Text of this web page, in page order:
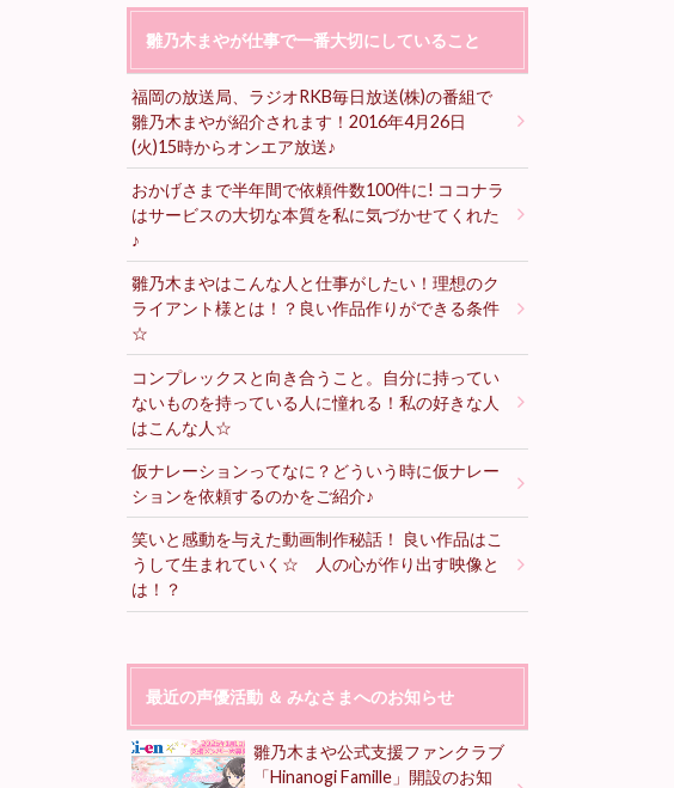
雛乃木まやが仕事で一番大切にしていること
福岡の放送局、ラジオRKB毎日放送(株)の番組で
雛乃木まやが紹介されます！2016年4月26日
(火)15時からオンエア放送♪
おかげさまで半年間で依頼件数100件に! ココナラ
はサービスの大切な本質を私に気づかせてくれた
♪
雛乃木まやはこんな人と仕事がしたい！理想のク
ライアント様とは！？良い作品作りができる条件
☆
コンプレックスと向き合うこと。自分に持ってい
ないものを持っている人に憧れる！私の好きな人
はこんな人☆
仮ナレーションってなに？どういう時に仮ナレー
ションを依頼するのかをご紹介♪
笑いと感動を与えた動画制作秘話！ 良い作品はこ
うして生まれていく☆ 人の心が作り出す映像と
は！？
最近の声優活動 ＆ みなさまへのお知らせ
雛乃木まや公式支援ファンクラブ
「Hinanogi Famille」開設のお知